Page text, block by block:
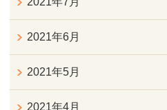
2021年6月
2021年5月
2021年4月